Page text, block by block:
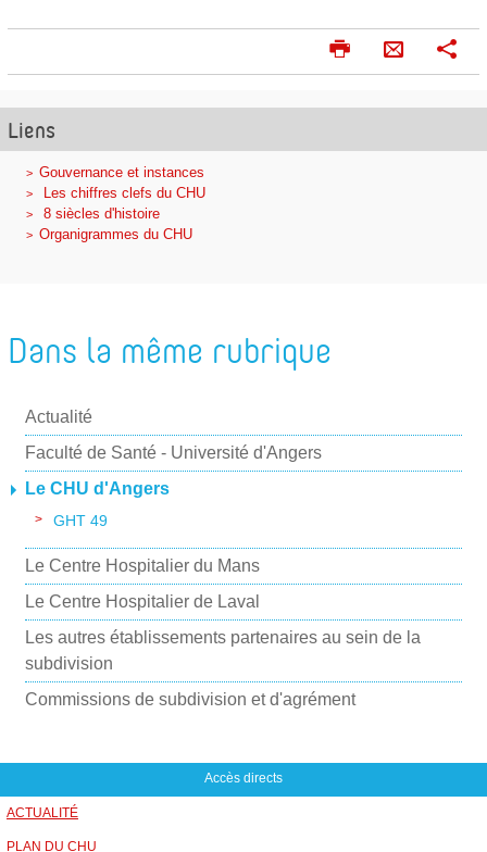
I
m
n
v
l
a
Liens
Gouvernance et instances
Les chiffres clefs du CHU
8 siècles d'histoire
Organigrammes du CHU
Dans la même rubrique
Actualité
Faculté de Santé - Université d'Angers
Le CHU d'Angers
GHT 49
Le Centre Hospitalier du Mans
Le Centre Hospitalier de Laval
Les autres établissements partenaires au sein de la
subdivision
Commissions de subdivision et d'agrément
Accès directs
ACTUALITÉ
PLAN DU CHU